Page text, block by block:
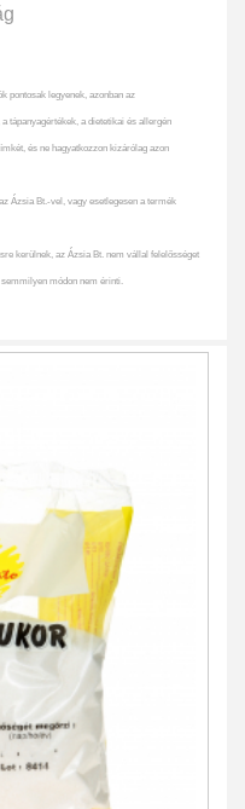
pontosak legyenek, azonban az
tápanyagértékek, a dietetikai és allergén
és ne hagyatkozzon kizárólag azon
Ázsia Bt.-vel, vagy esetlegesen a termék
kerülnek, az Ázsia Bt. nem vállal felelősséget
módon nem érinti.